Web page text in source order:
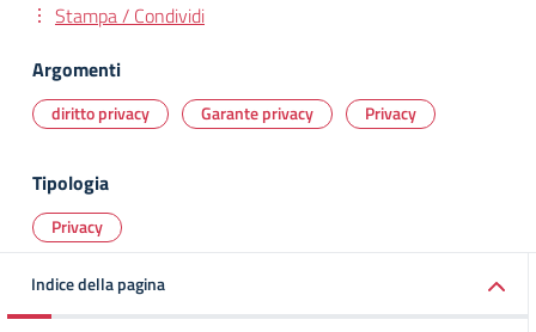
Stampa / Condividi
Argomenti
diritto privacy Garante privacy Privacy
Tipologia
Privacy
Indice della pagina